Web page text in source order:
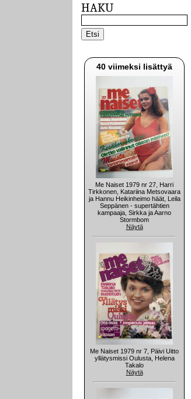
HAKU
40 viimeksi lisättyä
Me Naiset 1979 nr 27, Harri
Tirkkonen, Katariina Metsovaara
ja Hannu Heikinheimo häät, Leila
Seppänen - supertähtien
kampaaja, Sirkka ja Aarno
Stormbom
Näytä
Me Naiset 1979 nr 7, Päivi Uitto
yllätysmissi Oulusta, Helena
Takalo
Näytä